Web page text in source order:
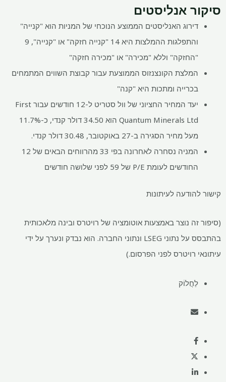
סיקור אנליסטים
דירוג האנליסטים הממוצע הנוכחי של המניות הוא "קנייה"
והתפלגות ההמלצות היא 14 "קנייה חזקה" או "קנייה", 9
"החזקה" וללא "מכירה" או "מכירה חזקה"
המלצת הקונצנזוס הממוצעת עבור קבוצת השווים המתמחים
בכרייה ומתכות היא "קנה"
יעד המחיר החציוני של וול סטריט ל-12 חודשים עבור First
Quantum Minerals Ltd הוא 34.50 דולר קנדי, כ-11.7%
מעל מחיר הסגירה ב-27 באוקטובר, 30.48 דולר קנדי.
המניה נסחרה לאחרונה בפי 33 מהרווחים הבאים של 12
החודשים לעומת P/E של 59 לפני שלושה חודשים
קישור להודעה לעיתונות
(סיפור זה נוצר באמצעות אוטומציה של רויטרס ובינה מלאכותית
בהתבסס על נתוני LSEG ונתוני החברה. הוא נבדק ונערך על ידי
עיתונאי רויטרס לפני הפרסום.)
לַחֲלוֹק